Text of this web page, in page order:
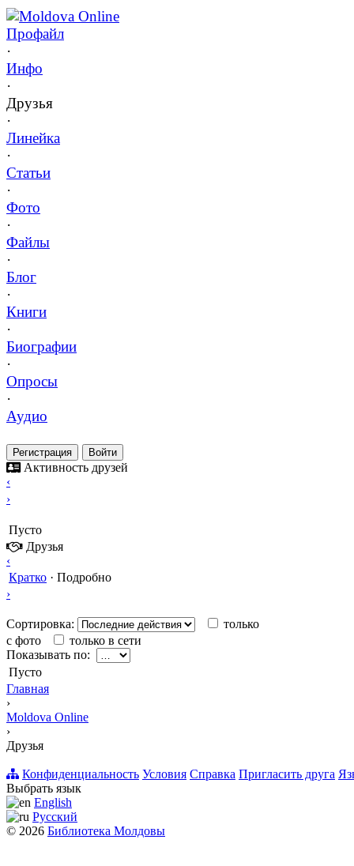
Moldova Online
Профайл
·
Инфо
·
Друзья
·
Линейка
·
Статьи
·
Фото
·
Файлы
·
Блог
·
Книги
·
Биографии
·
Опросы
·
Аудио
Регистрация Войти
Активность друзей
‹
›
Пусто
Друзья
‹
Кратко · Подробно
›
Сортировка:
только
с фото
только в сети
Показывать по:
Пусто
Главная
›
Moldova Online
›
Друзья
Конфиденциальность Условия Справка Пригласить друга
Выбрать язык
English
Русский
© 2026 Библиотека Молдовы